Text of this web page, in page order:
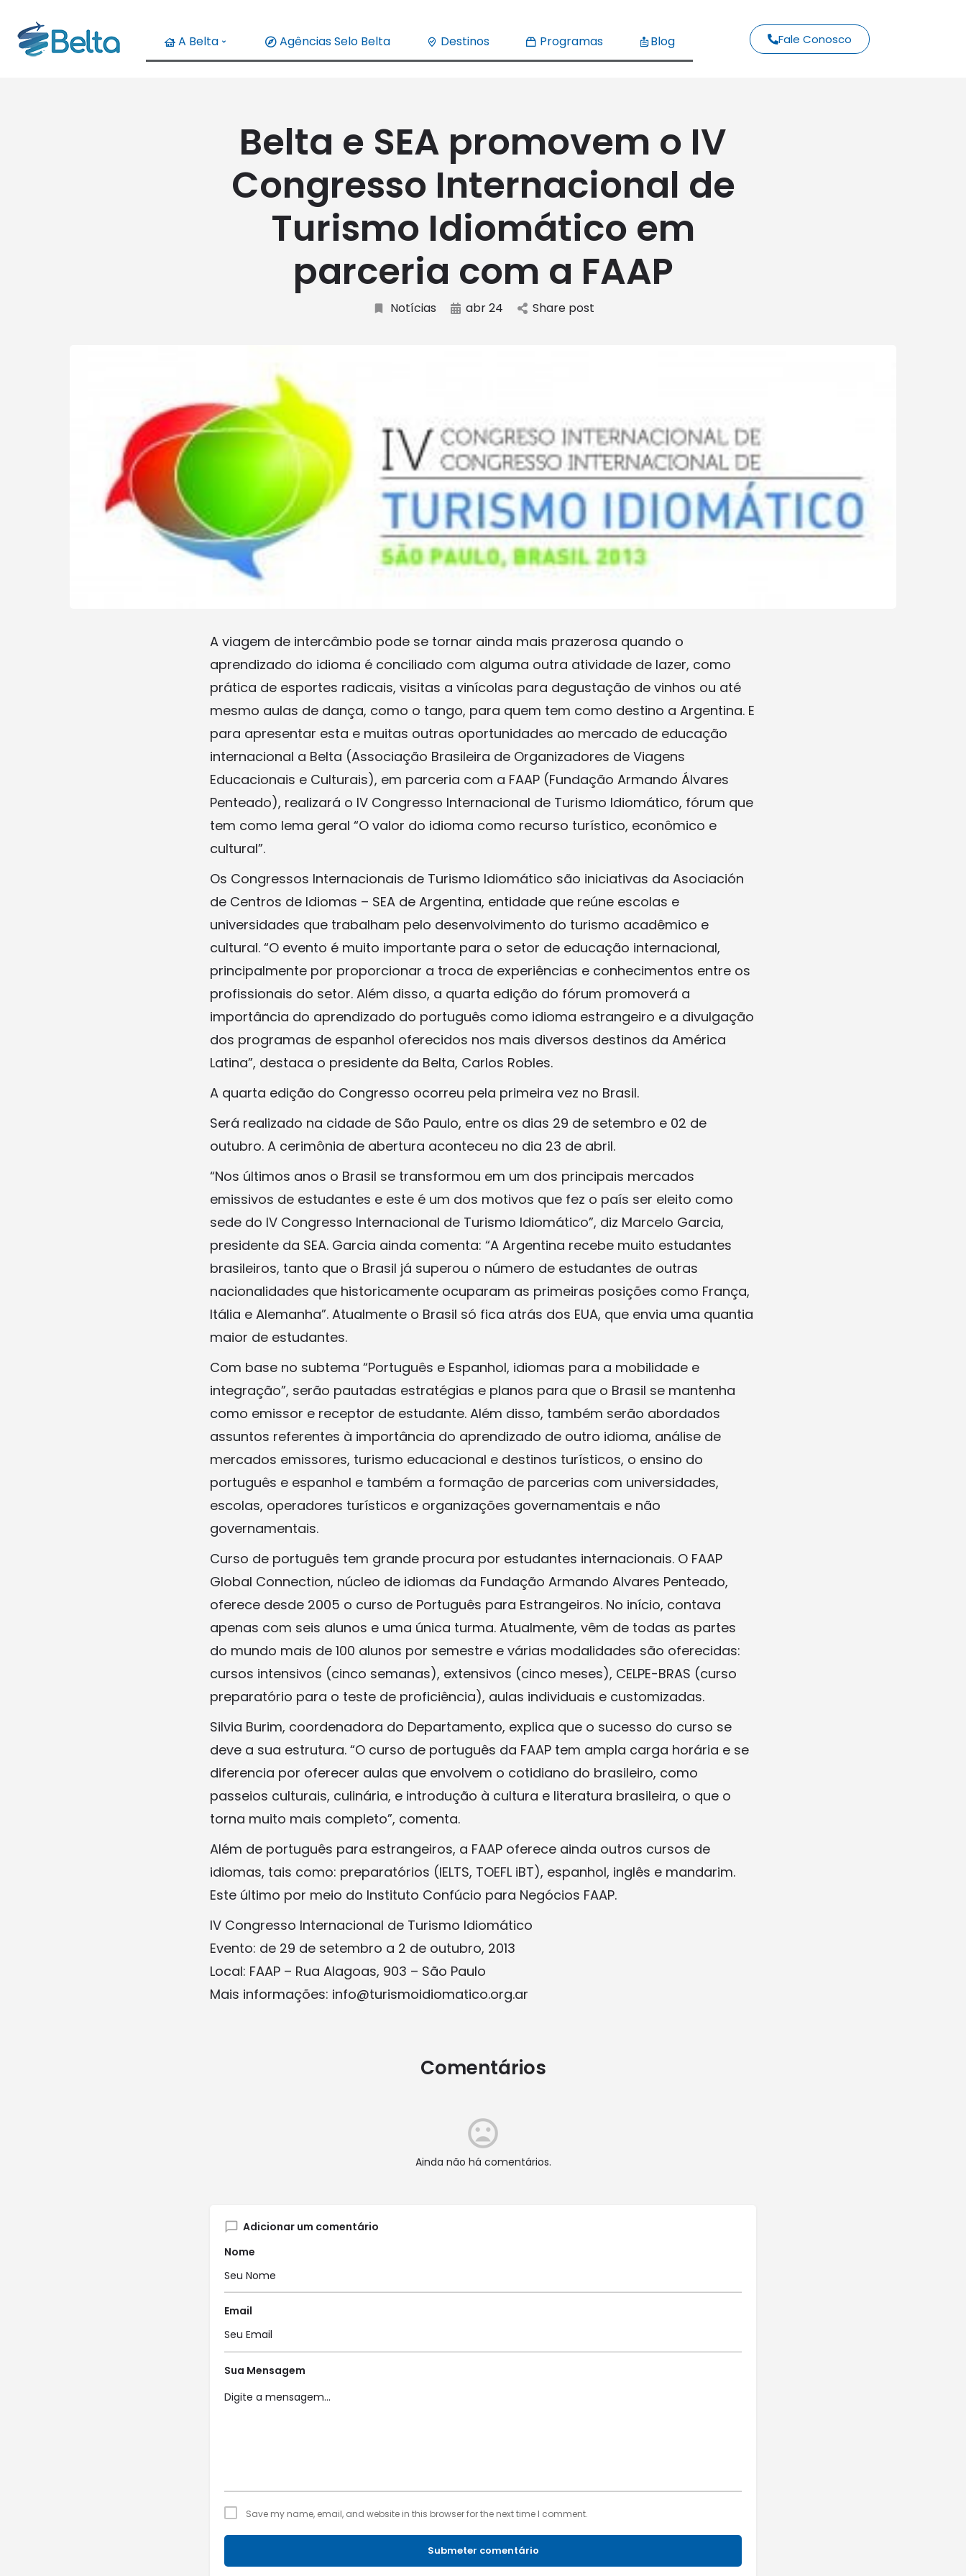
A Belta Agências Selo Belta Destinos Programas Blog Fale Conosco
Belta e SEA promovem o IV
Congresso Internacional de
Turismo Idiomático em
parceria com a FAAP
Notícias abr 24 Share post
A viagem de intercâmbio pode se tornar ainda mais prazerosa quando o
aprendizado do idioma é conciliado com alguma outra atividade de lazer, como
prática de esportes radicais, visitas a vinícolas para degustação de vinhos ou até
mesmo aulas de dança, como o tango, para quem tem como destino a Argentina. E
para apresentar esta e muitas outras oportunidades ao mercado de educação
internacional a Belta (Associação Brasileira de Organizadores de Viagens
Educacionais e Culturais), em parceria com a FAAP (Fundação Armando Álvares
Penteado), realizará o IV Congresso Internacional de Turismo Idiomático, fórum que
tem como lema geral “O valor do idioma como recurso turístico, econômico e
cultural”.
Os Congressos Internacionais de Turismo Idiomático são iniciativas da Asociación
de Centros de Idiomas – SEA de Argentina, entidade que reúne escolas e
universidades que trabalham pelo desenvolvimento do turismo acadêmico e
cultural. “O evento é muito importante para o setor de educação internacional,
principalmente por proporcionar a troca de experiências e conhecimentos entre os
profissionais do setor. Além disso, a quarta edição do fórum promoverá a
importância do aprendizado do português como idioma estrangeiro e a divulgação
dos programas de espanhol oferecidos nos mais diversos destinos da América
Latina”, destaca o presidente da Belta, Carlos Robles.
A quarta edição do Congresso ocorreu pela primeira vez no Brasil.
Será realizado na cidade de São Paulo, entre os dias 29 de setembro e 02 de
outubro. A cerimônia de abertura aconteceu no dia 23 de abril.
“Nos últimos anos o Brasil se transformou em um dos principais mercados
emissivos de estudantes e este é um dos motivos que fez o país ser eleito como
sede do IV Congresso Internacional de Turismo Idiomático”, diz Marcelo Garcia,
presidente da SEA. Garcia ainda comenta: “A Argentina recebe muito estudantes
brasileiros, tanto que o Brasil já superou o número de estudantes de outras
nacionalidades que historicamente ocuparam as primeiras posições como França,
Itália e Alemanha”. Atualmente o Brasil só fica atrás dos EUA, que envia uma quantia
maior de estudantes.
Com base no subtema “Português e Espanhol, idiomas para a mobilidade e
integração”, serão pautadas estratégias e planos para que o Brasil se mantenha
como emissor e receptor de estudante. Além disso, também serão abordados
assuntos referentes à importância do aprendizado de outro idioma, análise de
mercados emissores, turismo educacional e destinos turísticos, o ensino do
português e espanhol e também a formação de parcerias com universidades,
escolas, operadores turísticos e organizações governamentais e não
governamentais.
Curso de português tem grande procura por estudantes internacionais. O FAAP
Global Connection, núcleo de idiomas da Fundação Armando Alvares Penteado,
oferece desde 2005 o curso de Português para Estrangeiros. No início, contava
apenas com seis alunos e uma única turma. Atualmente, vêm de todas as partes
do mundo mais de 100 alunos por semestre e várias modalidades são oferecidas:
cursos intensivos (cinco semanas), extensivos (cinco meses), CELPE-BRAS (curso
preparatório para o teste de proficiência), aulas individuais e customizadas.
Silvia Burim, coordenadora do Departamento, explica que o sucesso do curso se
deve a sua estrutura. “O curso de português da FAAP tem ampla carga horária e se
diferencia por oferecer aulas que envolvem o cotidiano do brasileiro, como
passeios culturais, culinária, e introdução à cultura e literatura brasileira, o que o
torna muito mais completo”, comenta.
Além de português para estrangeiros, a FAAP oferece ainda outros cursos de
idiomas, tais como: preparatórios (IELTS, TOEFL iBT), espanhol, inglês e mandarim.
Este último por meio do Instituto Confúcio para Negócios FAAP.
IV Congresso Internacional de Turismo Idiomático
Evento: de 29 de setembro a 2 de outubro, 2013
Local: FAAP – Rua Alagoas, 903 – São Paulo
Mais informações: info@turismoidiomatico.org.ar
Comentários
Ainda não há comentários.
Adicionar um comentário
Nome
Email
Sua Mensagem
Save my name, email, and website in this browser for the next time I comment.
Submeter comentário